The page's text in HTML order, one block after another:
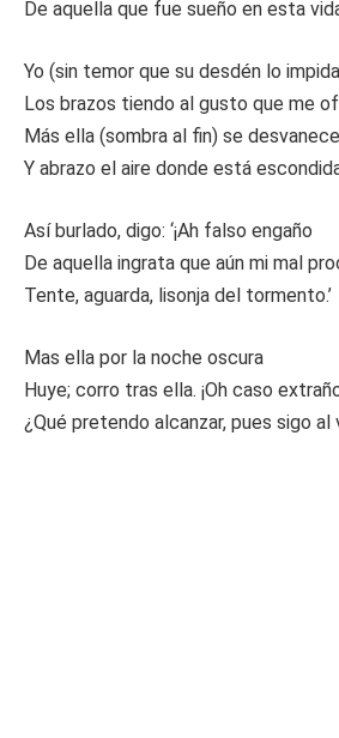
De aquella que fue sueño en esta
Yo (sin temor que su desdén lo
Los brazos tiendo al gusto que me
Más ella (sombra al fin) se
Y abrazo el aire donde está
Así burlado, digo: ‘¡Ah falso engaño
De aquella ingrata que aún mi mal
Tente, aguarda, lisonja del tormento.’
Mas ella por la noche oscura
Huye; corro tras ella. ¡Oh caso
¿Qué pretendo alcanzar, pues sigo al